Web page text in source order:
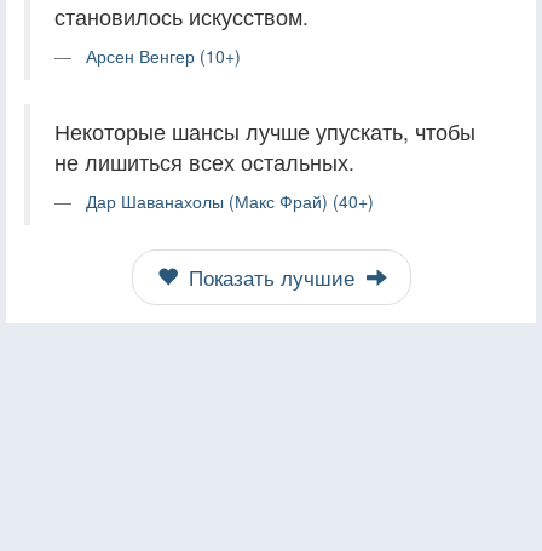
становилось искусством.
Арсен Венгер (10+)
Некоторые шансы лучше упускать, чтобы
не лишиться всех остальных.
Дар Шаванахолы (Макс Фрай) (40+)
Показать лучшие